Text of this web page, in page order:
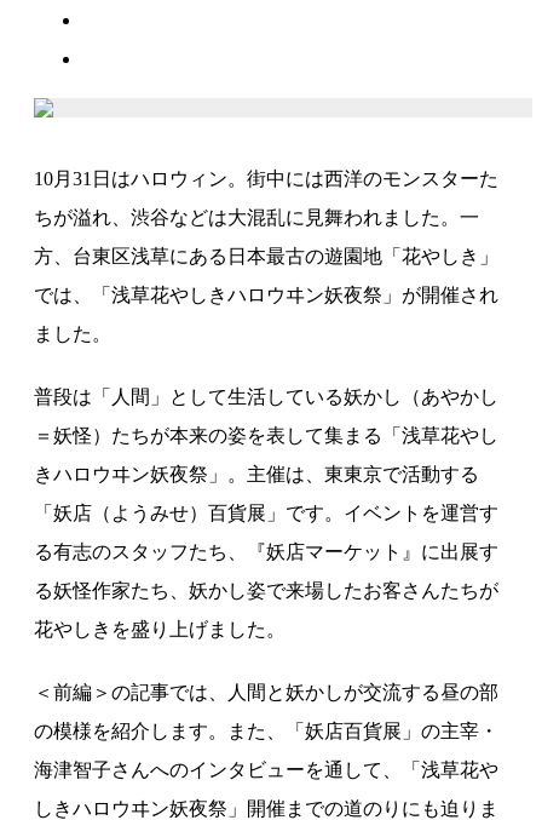
10月31日はハロウィン。街中には西洋のモンスターた
ちが溢れ、渋谷などは大混乱に見舞われました。一
方、台東区浅草にある日本最古の遊園地「花やしき」
では、「浅草花やしきハロウヰン妖夜祭」が開催され
ました。
普段は「人間」として生活している妖かし（あやかし
＝妖怪）たちが本来の姿を表して集まる「浅草花やし
きハロウヰン妖夜祭」。主催は、東東京で活動する
「妖店（ようみせ）百貨展」です。イベントを運営す
る有志のスタッフたち、『妖店マーケット』に出展す
る妖怪作家たち、妖かし姿で来場したお客さんたちが
花やしきを盛り上げました。
＜前編＞の記事では、人間と妖かしが交流する昼の部
の模様を紹介します。また、「妖店百貨展」の主宰・
海津智子さんへのインタビューを通して、「浅草花や
しきハロウヰン妖夜祭」開催までの道のりにも迫りま